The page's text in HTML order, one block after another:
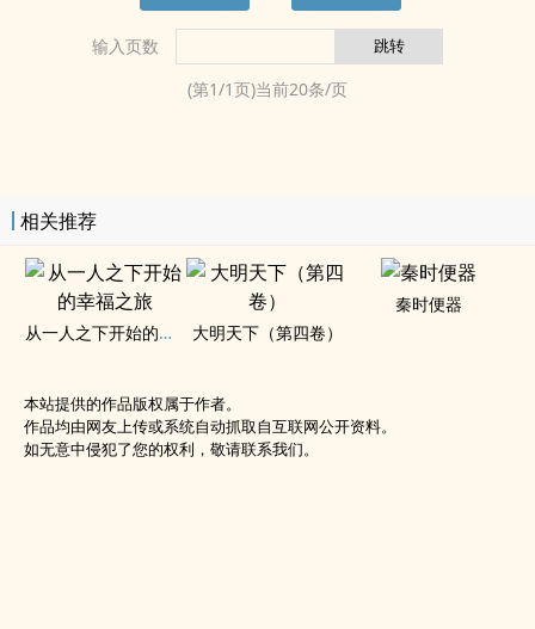
输入页数
(第1/1页)当前20条/页
相关推荐
从一人之下开始的幸福之旅 大明天下（第四卷）
秦时便器
本站提供的作品版权属于作者。
作品均由网友上传或系统自动抓取自互联网公开资料。
如无意中侵犯了您的权利，敬请联系我们。